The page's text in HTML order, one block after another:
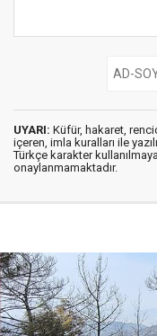
UYARI: Küfür, hakaret,
içeren, imla kuralları ile
Türkçe karakter
onaylanmamaktadır.